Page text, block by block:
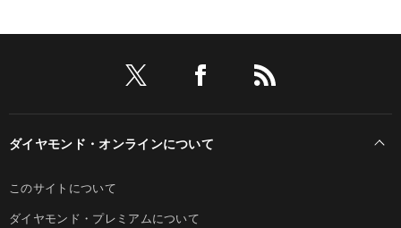
ダイヤモンド・オンラインについて
このサイトについて
ダイヤモンド・プレミアムについて